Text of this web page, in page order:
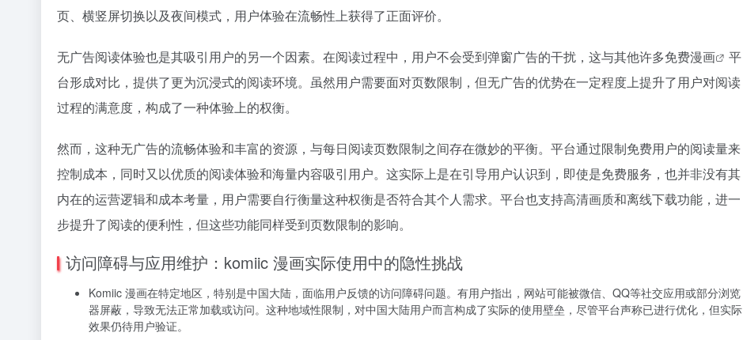
页、横竖屏切换以及夜间模式，用户体验在流畅性上获得了正面评价。
无广告阅读体验也是其吸引用户的另一个因素。在阅读过程中，用户不会受到弹窗广告的干扰，这与其他许多免费漫画
平
台形成对比，提供了更为沉浸式的阅读环境。虽然用户需要面对页数限制，但无广告的优势在一定程度上提升了用户对阅读
过程的满意度，构成了一种体验上的权衡。
然而，这种无广告的流畅体验和丰富的资源，与每日阅读页数限制之间存在微妙的平衡。平台通过限制免费用户的阅读量来
控制成本，同时又以优质的阅读体验和海量内容吸引用户。这实际上是在引导用户认识到，即使是免费服务，也并非没有其
内在的运营逻辑和成本考量，用户需要自行衡量这种权衡是否符合其个人需求。平台也支持高清画质和离线下载功能，进一
步提升了阅读的便利性，但这些功能同样受到页数限制的影响。
访问障碍与应用维护：komiic 漫画实际使用中的隐性挑战
Komiic 漫画在特定地区，特别是中国大陆，面临用户反馈的访问障碍问题。有用户指出，网站可能被微信、QQ等社交应用或部分浏览
器屏蔽，导致无法正常加载或访问。这种地域性限制，对中国大陆用户而言构成了实际的使用壁垒，尽管平台声称已进行优化，但实际
效果仍待用户验证。